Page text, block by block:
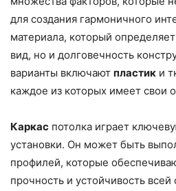
для создания гармоничного
материала, который
вид, но и долговечность
варианты включают пластик и
каждое из которых имеет свои
Каркас потолка играет
установки. Он может быть
профилей, которые
прочность и устойчивость